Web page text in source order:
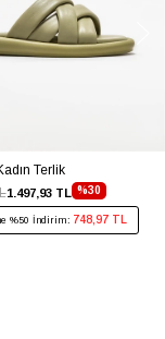
Terlik
%30
1.497,93 TL
%50 İndirim: 748,97 TL